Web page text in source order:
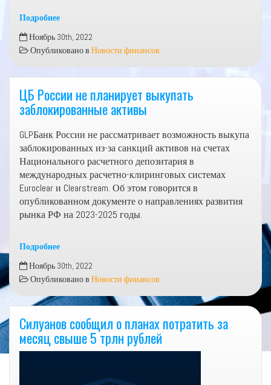
Подробнее
СНИЖЕНИЕ
ВВП
РФ
СЕНТЯБРЕ
СОСТАВИЛО
—
ПРЕДВАРИТЕЛЬНАЯ
ОЦЕНКА
РОССТАТА
Ноябрь 30th, 2022
Опубликовано в Новости финансов
ЦБ России не планирует выкупать
заблокированные активы
GLPБанк России не рассматривает возможность выкупа
заблокированных из-за санкций активов на счетах
Национального расчетного депозитария в
международных расчетно-клиринговых системах
Euroclear и Clearstream. Об этом говорится в
опубликованном документе о направлениях развития
рынка РФ на 2023-2025 годы.
Подробнее
ЦБ
России
не
планирует
заблокированные
активы
Ноябрь 30th, 2022
Опубликовано в Новости финансов
Силуанов сообщил о планах потратить за
месяц свыше 5 трлн рублей